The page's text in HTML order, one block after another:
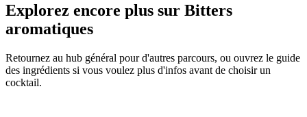
Explorez encore plus sur Bitters
aromatiques
Retournez au hub général pour d'autres parcours, ou ouvrez le guide
des ingrédients si vous voulez plus d'infos avant de choisir un
cocktail.